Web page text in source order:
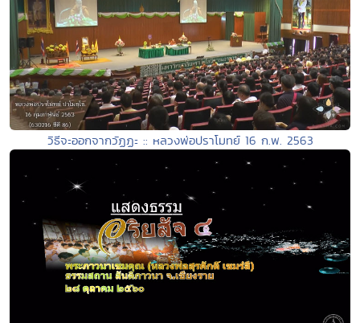
วิธีจะออกจากวัฏฏะ :: หลวงพ่อปราโมทย์ 16 ก.พ. 2563